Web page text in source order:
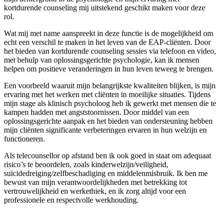
kortdurende counseling mij uitstekend geschikt maken voor deze
rol.
Wat mij met name aanspreekt in deze functie is de mogelijkheid om
echt een verschil te maken in het leven van de EAP-cliënten. Door
het bieden van kortdurende counseling sessies via telefoon en video,
met behulp van oplossingsgerichte psychologie, kan ik mensen
helpen om positieve veranderingen in hun leven teweeg te brengen.
Een voorbeeld waaruit mijn belangrijkste kwaliteiten blijken, is mijn
ervaring met het werken met cliënten in moeilijke situaties. Tijdens
mijn stage als klinisch psycholoog heb ik gewerkt met mensen die te
kampen hadden met angststoornissen. Door middel van een
oplossingsgerichte aanpak en het bieden van ondersteuning hebben
mijn cliënten significante verbeteringen ervaren in hun welzijn en
functioneren.
Als telecounsellor op afstand ben ik ook goed in staat om adequaat
risico’s te beoordelen, zoals kinderwelzijn/veiligheid,
suïcidedreiging/zelfbeschadiging en middelenmisbruik. Ik ben me
bewust van mijn verantwoordelijkheden met betrekking tot
vertrouwelijkheid en werkethiek, en ik zorg altijd voor een
professionele en respectvolle werkhouding.